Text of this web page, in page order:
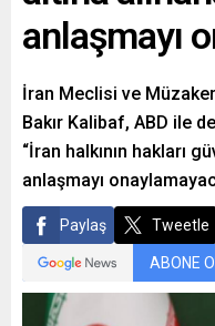
anlaşmayı
İran Meclisi ve
Bakır Kalibaf, ABD ile
“İran halkının hakları
anlaşmayı
Paylaş Tweetle
ABONE OL